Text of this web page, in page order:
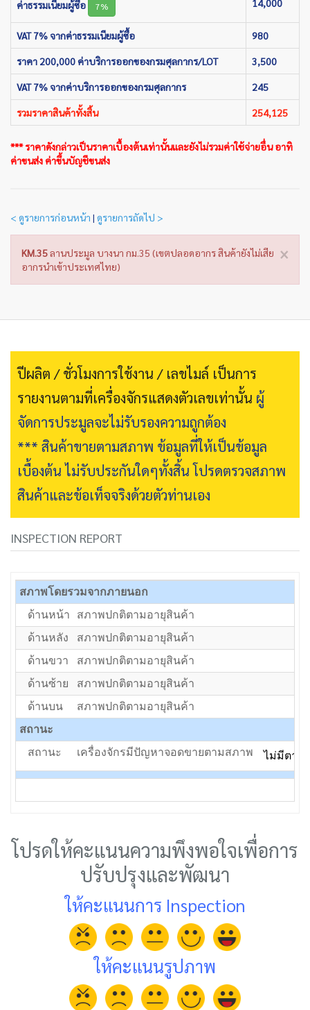
ค่าธรรมเนียมผู้ซื้อ 7% 14,000
VAT 7% จากค่าธรรมเนียมผู้ซื้อ 980
ราคา 200,000 ค่าบริการออกของกรมศุลกากร/LOT 3,500
VAT 7% จากค่าบริการออกของกรมศุลกากร 245
รวมราคาสินค้าทั้งสิ้น 254,125
*** ราคาดังกล่าวเป็นราคาเบื้องต้นเท่านั้นและยังไม่รวมค่าใช้จ่ายอื่น อาทิ
ค่าขนส่ง ค่าขึ้นบัญชีขนส่ง
< ดูรายการก่อนหน้า | ดูรายการถัดไป >
×
KM.35ลานประมูล บางนา กม.35 (เขตปลอดอากร สินค้ายังไม่เสีย
อากรนำเข้าประเทศไทย)
ปีผลิต / ชั่วโมงการใช้งาน / เลขไมล์ เป็นการ
รายงานตามที่เครื่องจักรแสดงตัวเลขเท่านั้น ผู้
จัดการประมูลจะไม่รับรองความถูกต้อง
*** สินค้าขายตามสภาพ ข้อมูลที่ให้เป็นข้อมูล
เบื้องต้น ไม่รับประกันใดๆทั้งสิ้น โปรดตรวจสภาพ
สินค้าและข้อเท็จจริงด้วยตัวท่านเอง
INSPECTION REPORT
สภาพโดยรวมจากภายนอก
ด้านหน้า
สภาพปกติตามอายุสินค้า
ด้านหลัง
สภาพปกติตามอายุสินค้า
ด้านขวา
สภาพปกติตามอายุสินค้า
ด้านซ้าย
สภาพปกติตามอายุสินค้า
ด้านบน
สภาพปกติตามอายุสินค้า
สถานะ
สถานะ
เครื่องจักรมีปัญหาจอดขายตามสภาพ ไม่มีตาน้
โปรดให้คะแนนความพึงพอใจเพื่อการ
ปรับปรุงและพัฒนา
ให้คะแนนการ Inspection
ให้คะแนนรูปภาพ